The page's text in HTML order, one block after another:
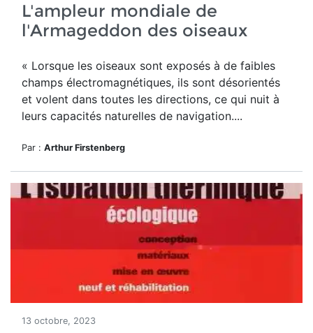
L'ampleur mondiale de
l'Armageddon des oiseaux
« Lorsque les oiseaux sont exposés à de faibles
champs électromagnétiques, ils sont désorientés
et volent dans toutes les directions, ce qui nuit à
leurs capacités naturelles de navigation....
Par : Arthur Firstenberg
13 octobre, 2023